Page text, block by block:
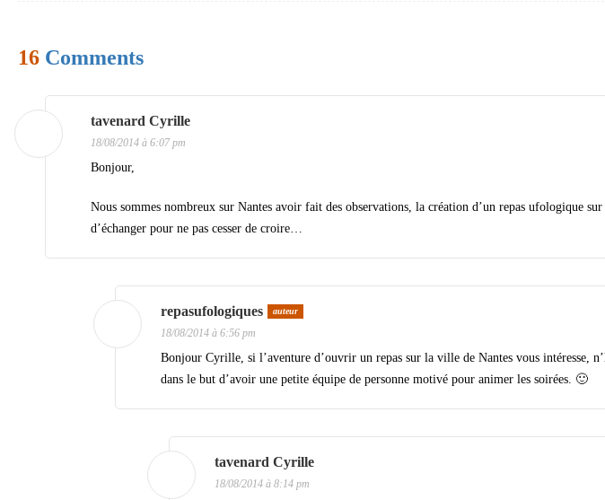
g
t
i
16 Comments
tavenard Cyrille
18/08/2014 à 6:07 pm
Bonjour,
Nous sommes nombreux sur Nantes avoir fait des observations, la création d’un repas ufologique
d’échanger pour ne pas cesser de croire…
repasufologiques auteur
18/08/2014 à 6:56 pm
Bonjour Cyrille, si l’aventure d’ouvrir un repas sur la ville de Nantes vous intéresse,
dans le but d’avoir une petite équipe de personne motivé pour animer les soirées. 🙂
tavenard Cyrille
18/08/2014 à 8:14 pm